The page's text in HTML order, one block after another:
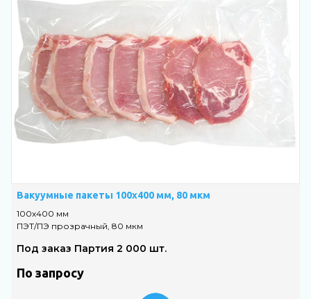
Вакуумные пакеты 100х400 мм, 80 мкм
100х400 мм
ПЭТ/ПЭ прозрачный, 80 мкм
Под заказ Партия 2 000 шт.
По запросу